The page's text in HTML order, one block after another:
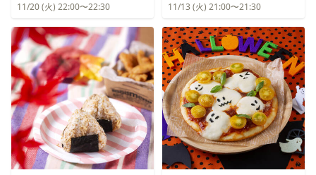
11/20 (火) 22:00〜22:30 11/13 (火) 21:00〜21:30